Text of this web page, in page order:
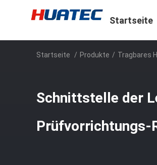
Startseite
Startseite / Produkte / Tragbares
Schnittstelle der
Prüfvorrichtungs-